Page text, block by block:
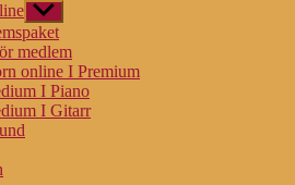
Visa
undermeny
medlem
online I Premium
I Piano
I Gitarr